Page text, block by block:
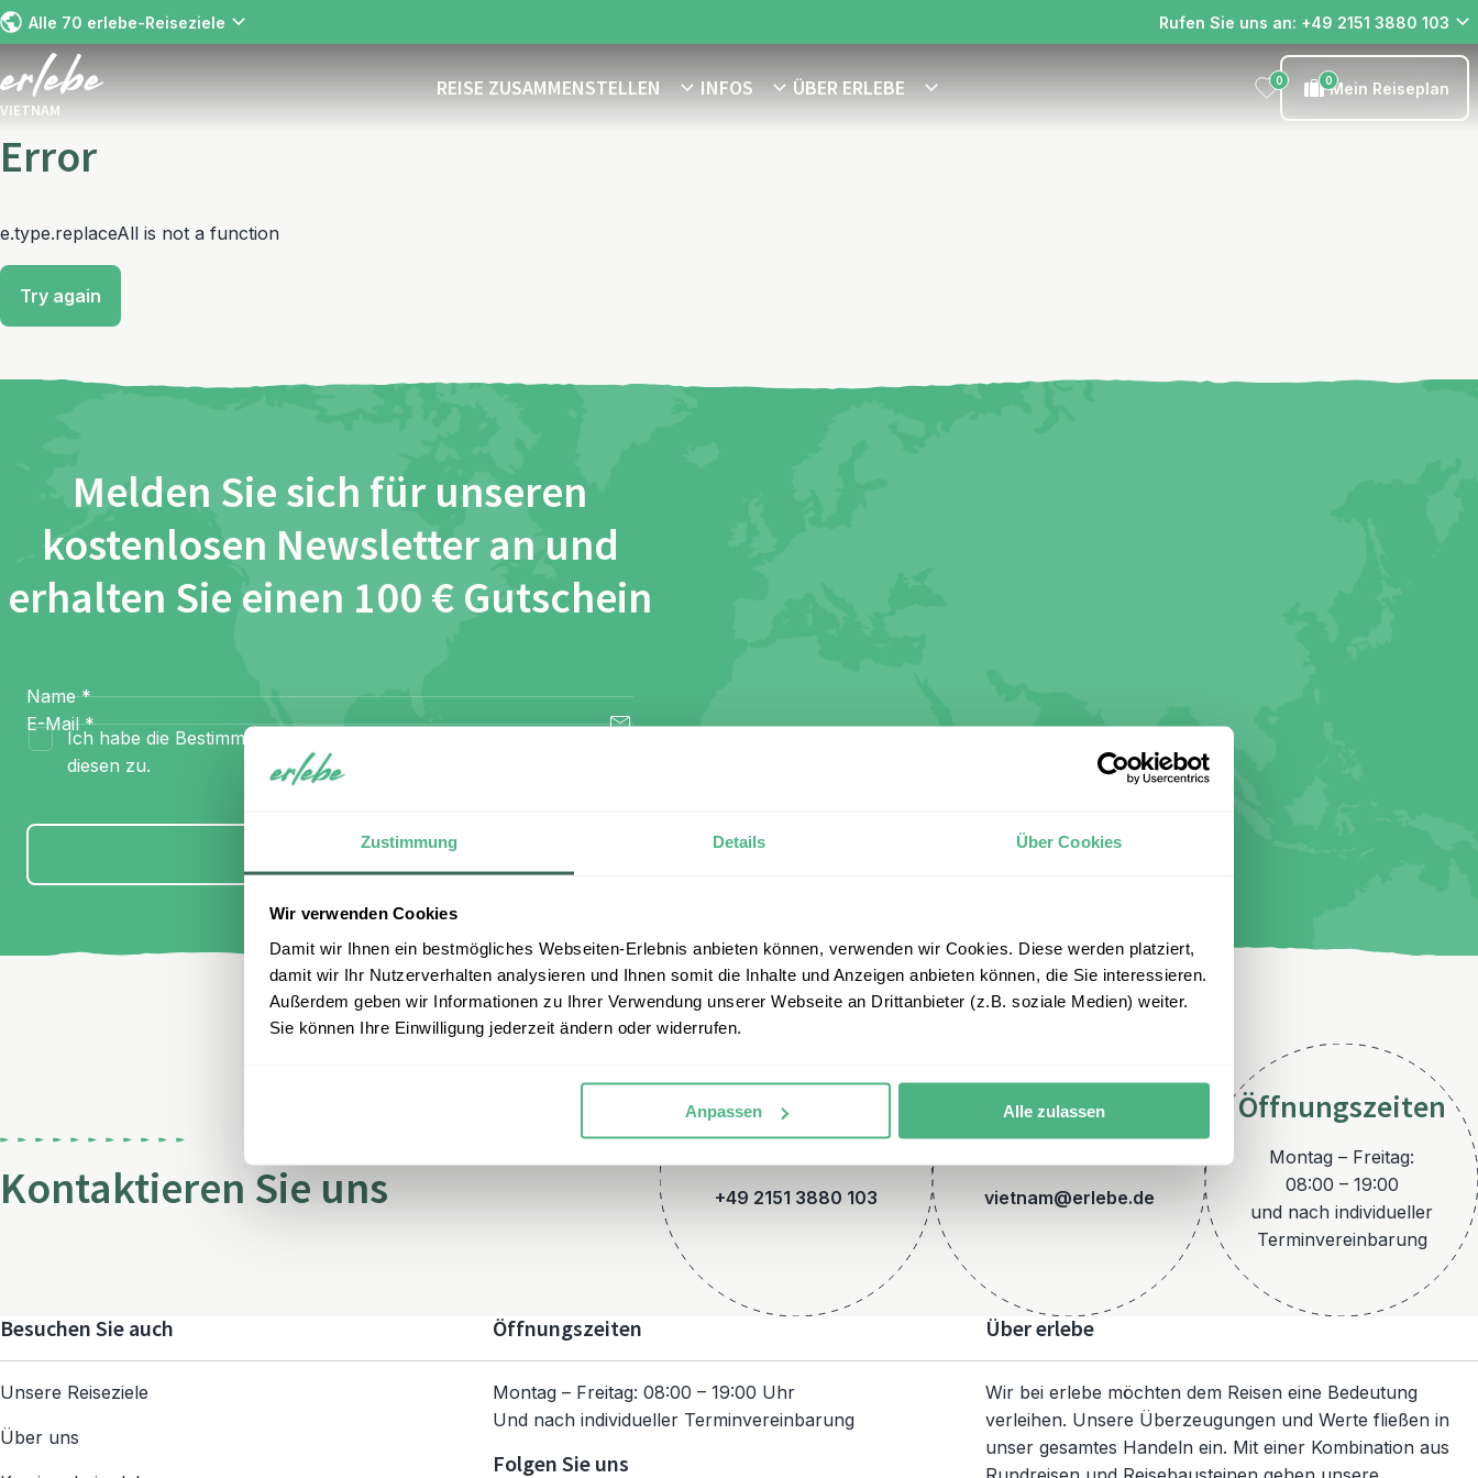
Zustimmung Details Über Cookies
Wir verwenden Cookies
Damit wir Ihnen ein bestmögliches Webseiten-Erlebnis anbieten können, verwenden wir Cookies. Diese werden platziert,
damit wir Ihr Nutzerverhalten analysieren und Ihnen somit die Inhalte und Anzeigen anbieten können, die Sie interessieren.
Außerdem geben wir Informationen zu Ihrer Verwendung unserer Webseite an Drittanbieter (z.B. soziale Medien) weiter.
Sie können Ihre Einwilligung jederzeit ändern oder widerrufen.
Anpassen Alle zulassen
Alle 70 erlebe-Reiseziele Rufen Sie uns an: +49 2151 3880 103
VIETNAM
REISE ZUSAMMENSTELLEN INFOS ÜBER ERLEBE 0 0Mein Reiseplan
Error
e.type.replaceAll is not a function
Try again
Melden Sie sich für unseren
kostenlosen Newsletter an und
erhalten Sie einen 100 € Gutschein
Name *
E-Mail *
Ich habe die Bestimmungen zum
diesen zu.
Anmelden
Kontaktieren Sie uns
Telefon
+49 2151 3880 103
E-Mail
vietnam@erlebe.de
Öffnungszeiten
Montag – Freitag:
08:00 – 19:00
und nach individueller
Terminvereinbarung
Besuchen Sie auch
Unsere Reiseziele
Über uns
Öffnungszeiten
Montag – Freitag: 08:00 – 19:00 Uhr
Und nach individueller Terminvereinbarung
Folgen Sie uns
Über erlebe
Wir bei erlebe möchten dem Reisen eine Bedeutung
verleihen. Unsere Überzeugungen und Werte fließen in
unser gesamtes Handeln ein. Mit einer Kombination aus